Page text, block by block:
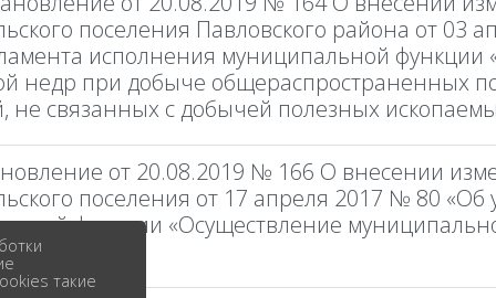
поселения Павловского района от 03
исполнения муниципальной
недр при добыче общераспространенных
не связанных с добычей полезных
от 20.08.2019 № 166 О внесении
поселения от 17 апреля 2017 № 80
функции «Осуществление
такие